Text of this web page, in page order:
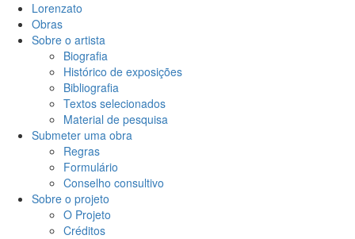
Lorenzato
Obras
Sobre o artista
Biografia
Histórico de exposições
Bibliografia
Textos selecionados
Material de pesquisa
Submeter uma obra
Regras
Formulário
Conselho consultivo
Sobre o projeto
O Projeto
Créditos